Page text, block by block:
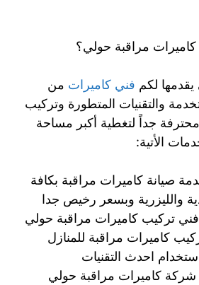
مراقبة حولي؟
يقدمها لكم فني كاميرات من
والتقنيات المتطورة وتركيب
جداً لتغطية أكبر مساحة
الأتية:
صيانة كاميرات مراقبة بكافة
والليزرية وبسعر رخيص جدا
فني تركيب كاميرات مراقبة حولي
كاميرات مراقبة للمنازل
احدث التقنيات
كاميرات مراقبة حولي